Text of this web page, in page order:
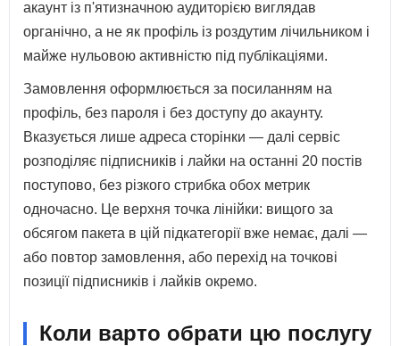
акаунт із п'ятизначною аудиторією виглядав
органічно, а не як профіль із роздутим лічильником і
майже нульовою активністю під публікаціями.
Замовлення оформлюється за посиланням на
профіль, без пароля і без доступу до акаунту.
Вказується лише адреса сторінки — далі сервіс
розподіляє підписників і лайки на останні 20 постів
поступово, без різкого стрибка обох метрик
одночасно. Це верхня точка лінійки: вищого за
обсягом пакета в цій підкатегорії вже немає, далі —
або повтор замовлення, або перехід на точкові
позиції підписників і лайків окремо.
Коли варто обрати цю послугу